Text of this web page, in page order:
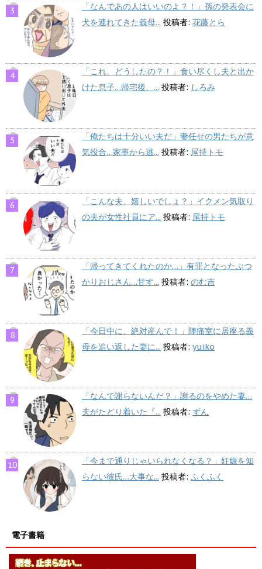
「なんであの人はいいのよ？！」孫の発表会に
犬を連れてきた義母... 投稿者: 花藤とら
「これ、どうしたの？！」食い尽くし夫と出か
けた息子…帰宅後、... 投稿者: しろみ
「俺たちは十分いい夫だ」妻任せの男たちが意
気投合…家事から逃... 投稿者: 尾持トモ
「こんな夫、嬉しいでしょ？」イクメン気取り
の夫が女性社員にア... 投稿者: 尾持トモ
「帰ってきてくれたのか…」有罪となったぶつ
かりおじさん…甘す... 投稿者: のむ吉
「今日中に、絶対産んで！」陣痛室に居座る義
母を追い返した妻に... 投稿者: yuiko
「なんで謝らないんだ？」謝るのをやめた妻…
夫がたどり着いた『... 投稿者: ずん
「今まで通りじゃいられなくなる？」妊娠を知
らない彼氏…大事な... 投稿者: ふくふく
電子書籍